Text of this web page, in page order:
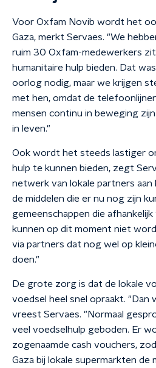
Voor Oxfam Novib wordt het
Gaza, merkt Servaes. "We
ruim 30 Oxfam-medewerkers
humanitaire hulp bieden. Dat
oorlog nodig, maar we krijgen
met hen, omdat de
mensen continu in beweging
in leven."
Ook wordt het steeds lastiger
hulp te kunnen bieden, zegt
netwerk van lokale partners
de middelen die er nu nog zijn
gemeenschappen die
kunnen op dit moment niet
via partners dat nog wel op
doen."
De grote zorg is dat de lokale
voedsel heel snel opraakt.
vreest Servaes. "Normaal
veel voedselhulp geboden. Er
zogenaamde cash vouchers,
Gaza bij lokale supermarkten de